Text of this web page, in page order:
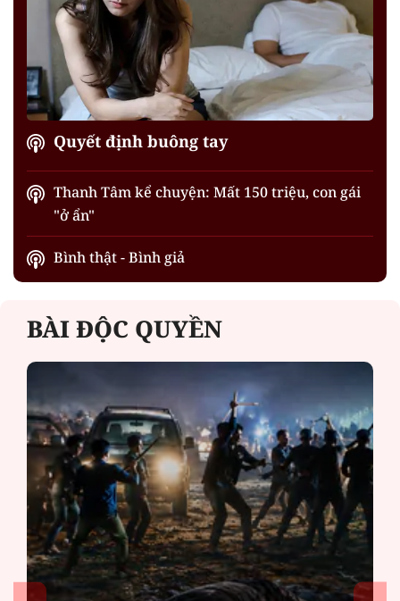
Quyết định buông tay
Thanh Tâm kể chuyện: Mất 150 triệu, con gái
"ở ẩn"
Bình thật - Bình giả
BÀI ĐỘC QUYỀN